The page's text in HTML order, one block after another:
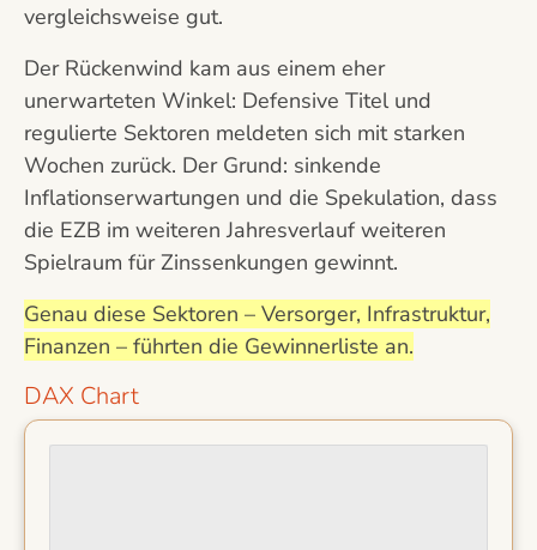
vergleichsweise gut.
Der Rückenwind kam aus einem eher
unerwarteten Winkel: Defensive Titel und
regulierte Sektoren meldeten sich mit starken
Wochen zurück. Der Grund: sinkende
Inflationserwartungen und die Spekulation, dass
die EZB im weiteren Jahresverlauf weiteren
Spielraum für Zinssenkungen gewinnt.
Genau diese Sektoren – Versorger, Infrastruktur,
Finanzen – führten die Gewinnerliste an.
DAX Chart